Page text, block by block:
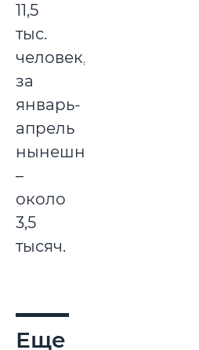
11,5
тыс.
человек,
за
январь-
апрель
нынешнего
–
около
3,5
тысяч.
Еще